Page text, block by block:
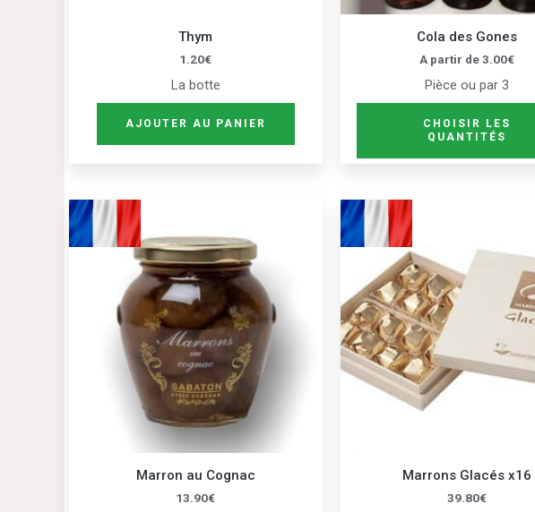
Thym
1.20€
La botte
AJOUTER AU PANIER
Cola des Gones
A partir de3.00€
Pièce ou par 3
CHOISIR LES
QUANTITÉS
Marron au Cognac
13.90€
Marrons Glacés x16
39.80€